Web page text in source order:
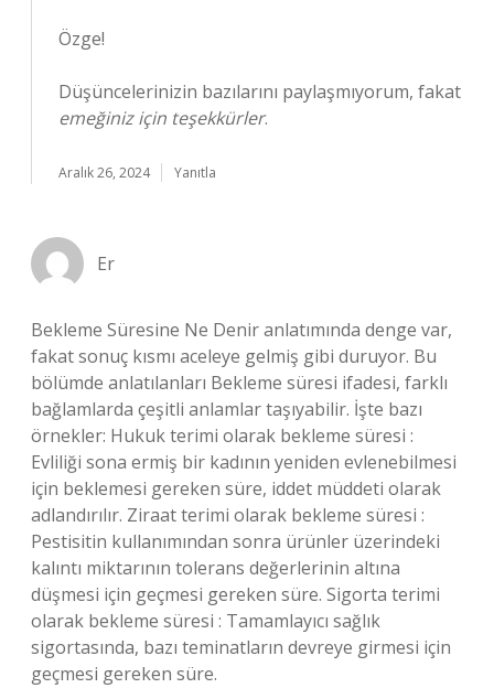
Özge!
Düşüncelerinizin bazılarını paylaşmıyorum, fakat
emeğiniz için teşekkürler.
Aralık 26, 2024 Yanıtla
Er
Bekleme Süresine Ne Denir anlatımında denge var,
fakat sonuç kısmı aceleye gelmiş gibi duruyor. Bu
bölümde anlatılanları Bekleme süresi ifadesi, farklı
bağlamlarda çeşitli anlamlar taşıyabilir. İşte bazı
örnekler: Hukuk terimi olarak bekleme süresi :
Evliliği sona ermiş bir kadının yeniden evlenebilmesi
için beklemesi gereken süre, iddet müddeti olarak
adlandırılır. Ziraat terimi olarak bekleme süresi :
Pestisitin kullanımından sonra ürünler üzerindeki
kalıntı miktarının tolerans değerlerinin altına
düşmesi için geçmesi gereken süre. Sigorta terimi
olarak bekleme süresi : Tamamlayıcı sağlık
sigortasında, bazı teminatların devreye girmesi için
geçmesi gereken süre.